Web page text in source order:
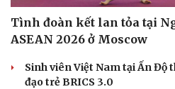
Tình đoàn kết lan tỏa tại
ASEAN 2026 ở Moscow
Sinh viên Việt Nam tại Ấn Độ
đạo trẻ BRICS 3.0